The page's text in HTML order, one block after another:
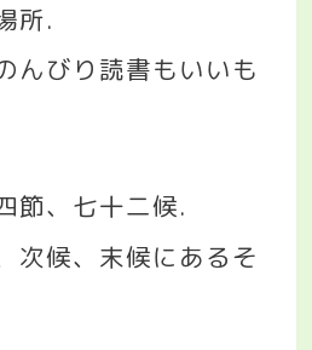
所.
んびり読書もいいも
節、七十二候.
次候、末候にあるそ